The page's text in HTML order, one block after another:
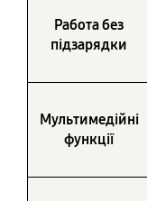
Работа без
підзарядки
Мультимедійні
функції